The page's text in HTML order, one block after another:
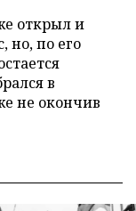
открыл и
но, по его
в
не окончив